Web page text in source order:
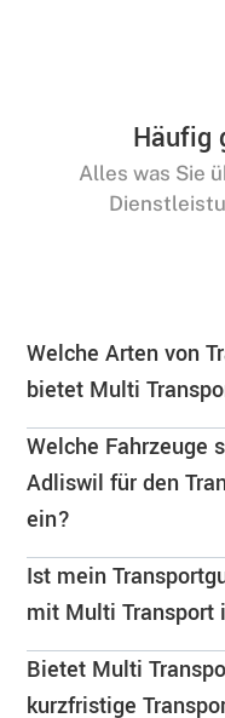
Häufig
Alles was Sie
Welche Arten von
bietet Multi
Welche Fahrzeuge
Adliswil für den
ein?
Ist mein
mit Multi Transport
Bietet Multi
kurzfristige